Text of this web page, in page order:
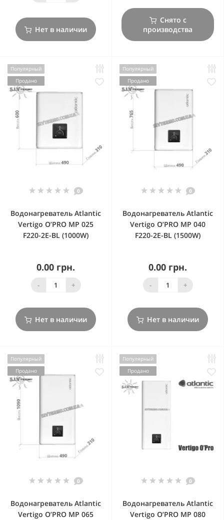
Нет в наличии
Снято с
производства
Популярный
Продано
0
Водонагреватель Atlantic
Vertigo O’PRO MP 025
F220-2E-BL (1000W)
0.00 грн.
- +
Нет в наличии
Популярный
Продано
0
Водонагреватель Atlantic
Vertigo O’PRO MP 040
F220-2E-BL (1500W)
0.00 грн.
- +
Нет в наличии
Популярный
Продано
0
Водонагреватель Atlantic
Vertigo O’PRO MP 065
Популярный
Продано
0
Водонагреватель Atlantic
Vertigo O’PRO MP 080